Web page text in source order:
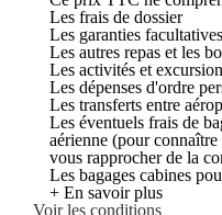
Les frais de dossier
Les garanties facultatives
Les autres repas et les
Les activités et
Les dépenses d'ordre
Les transferts entre
Les éventuels frais de
aérienne (pour
vous rapprocher de la
Les bagages cabines
+ En savoir plus
Voir les conditions